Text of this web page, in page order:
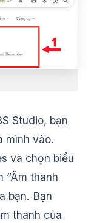
Studio, bạn
mình vào.
và chọn biểu
“Âm thanh
bạn. Bạn
thanh của